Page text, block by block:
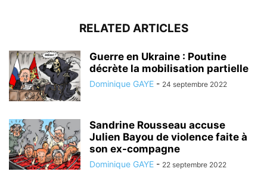
RELATED ARTICLES
Guerre en Ukraine : Poutine
décrète la mobilisation partielle
Dominique GAYE - 24 septembre 2022
Sandrine Rousseau accuse
Julien Bayou de violence faite à
son ex-compagne
Dominique GAYE - 22 septembre 2022